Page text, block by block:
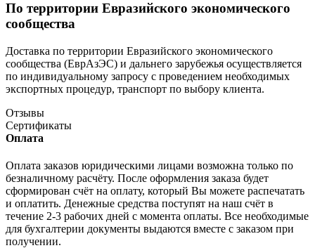
По территории Евразийского экономического
сообщества
Доставка по территории Евразийского экономического
сообщества (ЕврАзЭС) и дальнего зарубежья осуществляется
по индивидуальному запросу с проведением необходимых
экспортных процедур, транспорт по выбору клиента.
Отзывы
Сертификаты
Оплата
Оплата заказов юридическими лицами возможна только по
безналичному расчёту. После оформления заказа будет
сформирован счёт на оплату, который Вы можете распечатать
и оплатить. Денежные средства поступят на наш счёт в
течение 2-3 рабочих дней с момента оплаты. Все необходимые
для бухгалтерии документы выдаются вместе с заказом при
получении.